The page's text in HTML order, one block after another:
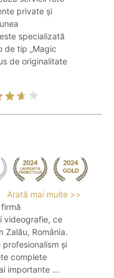
private și
specializată
de tip „Magic
de originalitate
Arată mai multe >>
videografie, ce
Zalău, România.
și
complete
importante ...